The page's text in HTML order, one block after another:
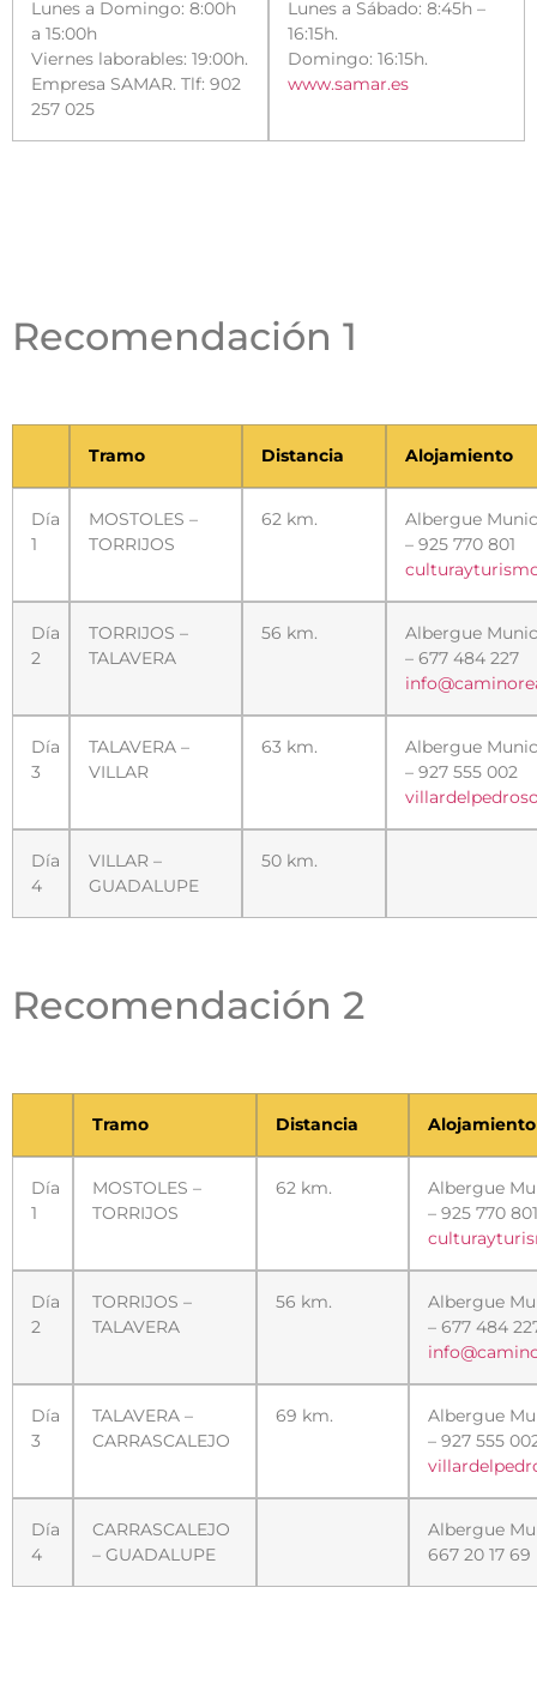
Lunes a Domingo: 8:00h
a 15:00h
Viernes laborables: 19:00h.
Empresa SAMAR. Tlf: 902
257 025
Lunes a Sábado: 8:45h –
16:15h.
Domingo: 16:15h.
www.samar.es
Recomendación 1
Tramo Distancia Alojamiento
Día
1
MOSTOLES –
TORRIJOS
62 km.
Albergue
– 925 770 801
Día
2
TORRIJOS –
TALAVERA
56 km.
Albergue
– 677 484 227
Día
3
TALAVERA –
VILLAR
63 km.
Albergue
– 927 555 002
Día
4
VILLAR –
GUADALUPE
50 km.
Recomendación 2
Tramo Distancia Alojamiento
Día
1
MOSTOLES –
TORRIJOS
62 km.
Albergue
– 925 770 801
Día
2
TORRIJOS –
TALAVERA
56 km.
Albergue
– 677 484
Día
3
TALAVERA –
CARRASCALEJO
69 km.
Albergue
– 927 555
Día
4
CARRASCALEJO
– GUADALUPE
Albergue
667 20 17 69